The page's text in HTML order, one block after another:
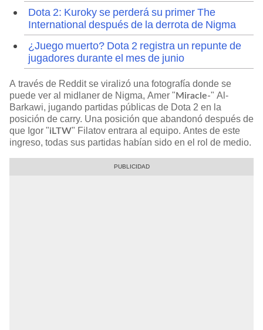
Dota 2: Kuroky se perderá su primer The
International después de la derrota de Nigma
¿Juego muerto? Dota 2 registra un repunte de
jugadores durante el mes de junio
A través de Reddit se viralizó una fotografía donde se
puede ver al midlaner de Nigma, Amer " Miracle-" Al-
Barkawi, jugando partidas públicas de Dota 2 en la
posición de carry. Una posición que abandonó después de
que Igor "iLTW" Filatov entrara al equipo. Antes de este
ingreso, todas sus partidas habían sido en el rol de medio.